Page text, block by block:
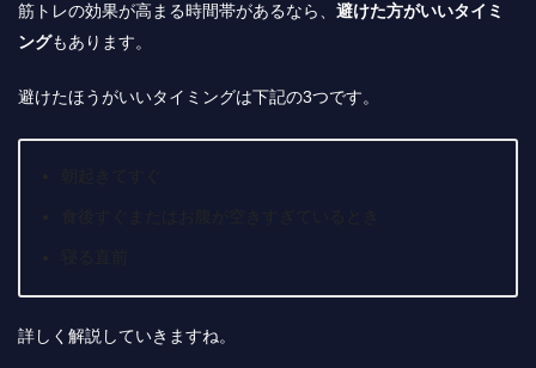
筋トレの効果が高まる時間帯があるなら、 避けた方がいいタイミ
ングもあります。
避けたほうがいいタイミングは下記の3つです。
詳しく解説していきますね。